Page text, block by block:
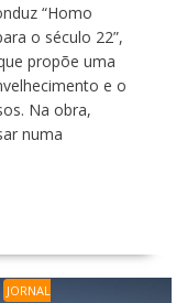
“Homo
o século 22”,
propõe uma
e o
Na obra,
numa
JORNAL